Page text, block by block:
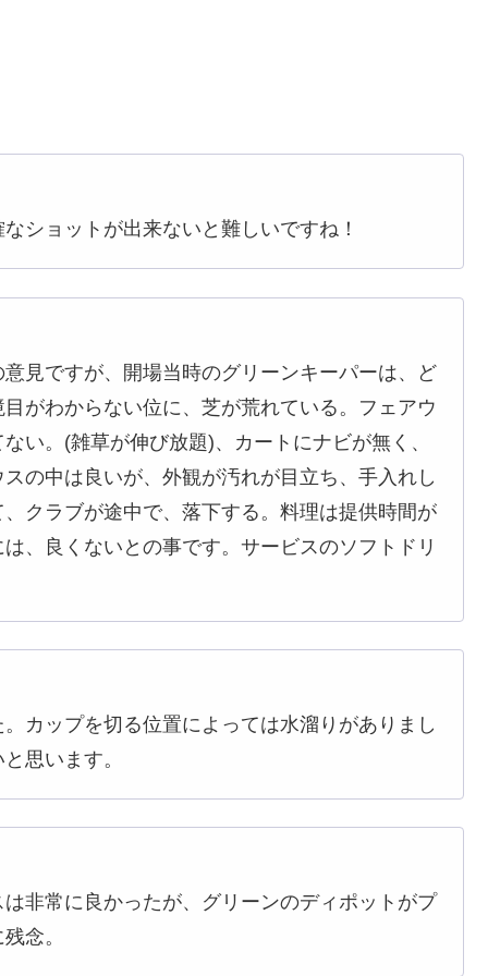
ショットが出来ないと難しいですね！
見ですが、開場当時のグリーンキーパーは、ど
がわからない位に、芝が荒れている。フェアウ
い。(雑草が伸び放題)、カートにナビが無く、
の中は良いが、外観が汚れが目立ち、手入れし
クラブが途中で、落下する。料理は提供時間が
、良くないとの事です。サービスのソフトドリ
カップを切る位置によっては水溜りがありまし
思います。
非常に良かったが、グリーンのディポットがプ
念。